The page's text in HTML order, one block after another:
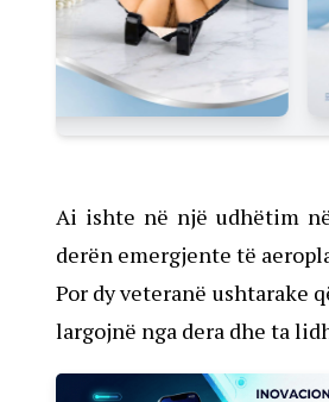
Ai ishte në një udhëtim
derën emergjente të
Por dy veteranë ushtarake
largojnë nga dera dhe ta